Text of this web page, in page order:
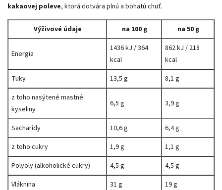
kakaovej poleve, ktorá dotvára plnú a bohatú chuť.
Výživové údaje na 100 g na 50 g
Energia
1436 kJ / 364
kcal
862 kJ / 218
kcal
Tuky
13,5 g
8,1 g
z toho nasýtené mastné
kyseliny
6,5 g 3,9 g
Sacharidy 10,6 g
6,4 g
z toho cukry
1,9 g
1,1 g
Polyoly (alkoholické cukry)
4,5 g
4,5 g
Vláknina
31 g
19 g